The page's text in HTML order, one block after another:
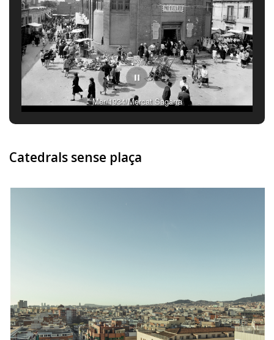
Mer/1934/Mercat Sagarra
Catedrals sense plaça